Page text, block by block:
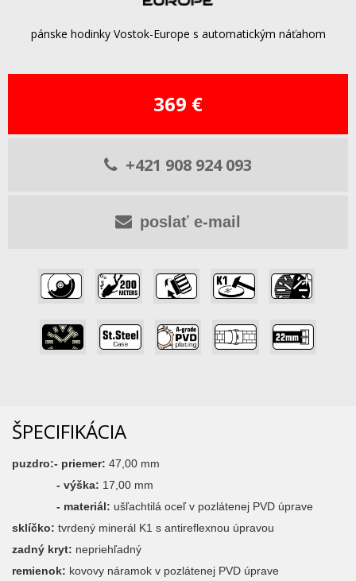
pánske hodinky Vostok-Europe s automatickým náťahom
369 €
+421 908 924 093
poslať e-mail
ŠPECIFIKÁCIA
puzdro:- priemer: 47,00 mm
- výška: 17,00 mm
- materiál: ušľachtilá oceľ v pozlátenej PVD úprave
sklíčko: tvrdený minerál K1 s antireflexnou úpravou
zadný kryt: nepriehľadný
remienok: kovovy náramok v pozlátenej PVD úprave